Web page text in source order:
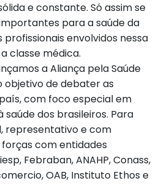
e constante. Só assim se
para a saúde da
envolvidos nessa
classe médica.
a Aliança pela Saúde
objetivo de debater as
com foco especial em
dos brasileiros. Para
representativo e com
com entidades
Febraban, ANAHP, Conass,
OAB, Instituto Ethos e